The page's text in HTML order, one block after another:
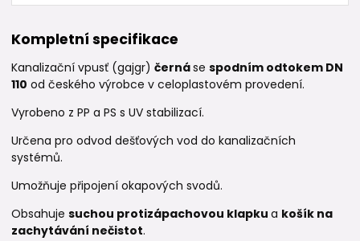
Kompletní specifikace
Kanalizační vpusť (gajgr) černáse spodním odtokem DN
110 od českého výrobce v celoplastovém provedení.
Vyrobeno z PP a PS s UV stabilizací.
Určena pro odvod dešťových vod do kanalizačních
systémů.
Umožňuje připojení okapových svodů.
Obsahuje suchou protizápachovou klapku a košík na
zachytávání nečistot.